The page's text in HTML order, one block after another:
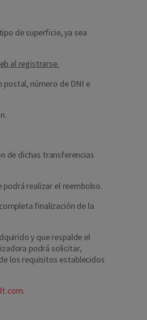
de superficie, ya sea
al registrarse.
número de DNI e
de dichas transferencias
realizar el reembolso.
finalización de la
y que respalde el
podrá solicitar,
los requisitos establecidos
.